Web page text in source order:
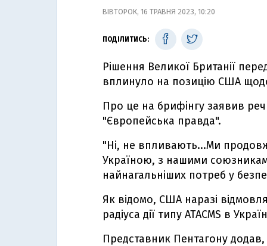
ВІВТОРОК, 16 ТРАВНЯ 2023, 10:20
ПОДІЛИТИСЬ:
Рішення Великої Британії
вплинуло на позицію США
Про це на брифінгу заявив
"Європейська правда".
"Ні, не впливають...Ми
Україною, з нашими
найнагальніших потреб у
Як відомо, США наразі
радіуса дії типу ATACMS в
Представник Пентагону